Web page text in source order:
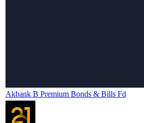
Akbank B Premium Bonds & Bills Fd